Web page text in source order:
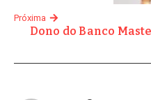
Próxima
Dono do Banco